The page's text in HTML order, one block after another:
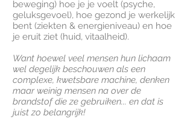
beweging) hoe je je voelt (psyche,
geluksgevoel), hoe gezond je werkelijk
bent (ziekten & energieniveau) en hoe
je eruit ziet (huid, vitaalheid).
Want hoewel veel mensen hun lichaam
wel degelijk beschouwen als een
complexe, kwetsbare machine, denken
maar weinig mensen na over de
brandstof die ze gebruiken... en dat is
juist zo belangrijk!